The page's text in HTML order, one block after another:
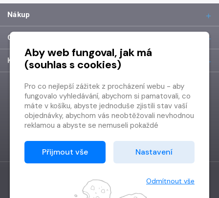
Nákup
O společnosti
Kontakt
Vytvořilo Grand IT s.r.o.
Aby web fungoval, jak má
(souhlas s cookies)
Pro co nejlepší zážitek z procházení webu - aby
fungovalo vyhledávání, abychom si pamatovali, co
máte v košíku, abyste jednoduše zjistili stav vaší
objednávky, abychom vás neobtěžovali nevhodnou
reklamou a abyste se nemuseli pokaždé
Proto od vás potřebujeme souhlas se
zpracováním souborů cookies
Děkujeme, že nám ho dáte a pomůžete nám tak
Přijmout vše Nastavení
Odmítnout vše